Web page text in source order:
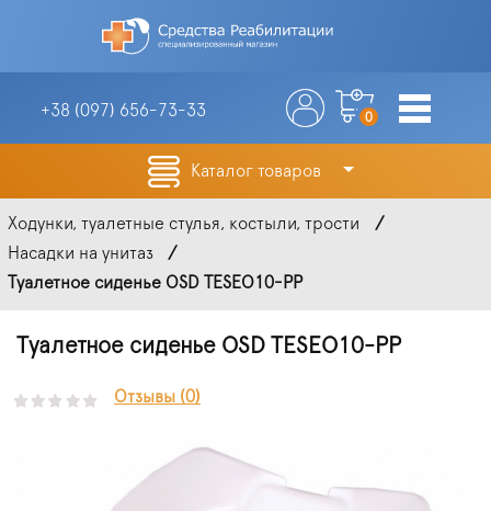
+38 (097) 656-73-33 0
Каталог товаров
Ходунки, туалетные стулья, костыли, трости
Насадки на унитаз
Туалетное сиденье OSD TESEO10-PP
Туалетное сиденье OSD TESEO10-PP
Отзывы (0)